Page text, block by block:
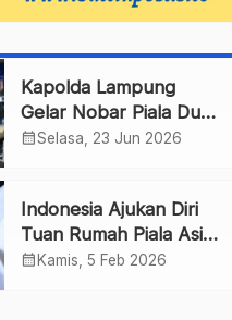
Kapolda Lampung
Gelar Nobar Piala Dunia
2026 Bersama
calendar_monthSelasa, 23 Jun 2026
Indonesia Ajukan Diri
Tuan Rumah Piala Asia
2031
calendar_month Kamis, 5 Feb 2026